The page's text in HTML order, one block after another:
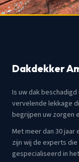
Dakdekker
Is uw dak
vervelende lekkage
begrijpen uw zorgen
Met meer dan 30
zijn wij de experts
gespecialiseerd in